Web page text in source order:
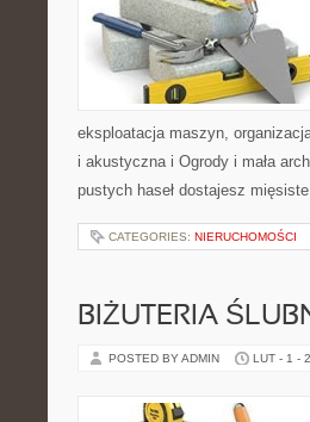
eksploatacja maszyn,
i akustyczna i Ogrody i mała
pustych haseł dostajesz
CATEGORIES: NIERUCHOMOŚCI
BIŻUTERIA
POSTED BY ADMIN LUT - 1 -